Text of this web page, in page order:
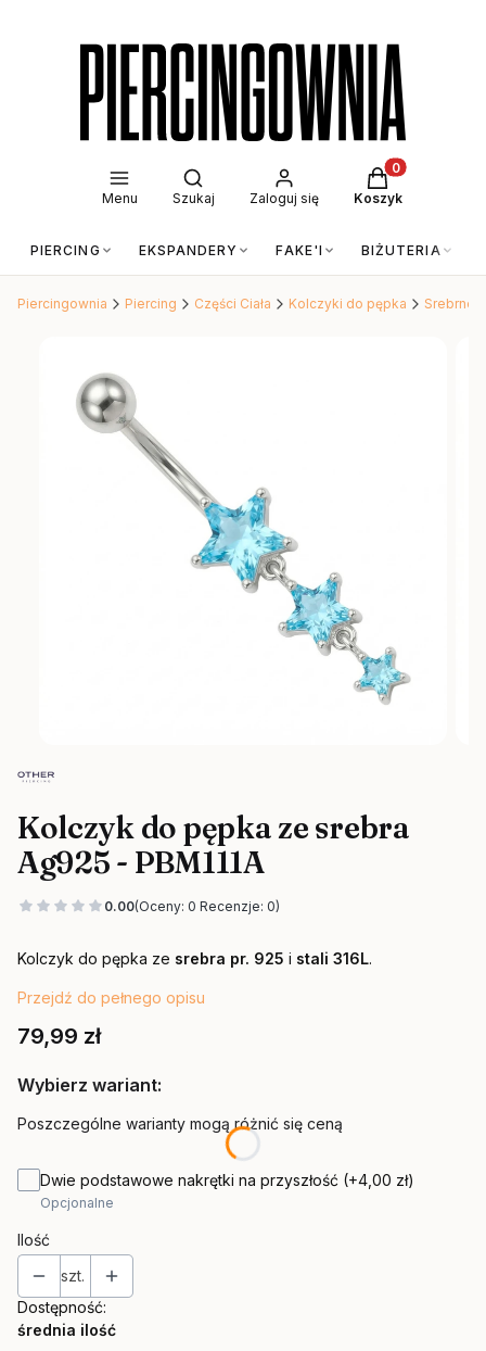
Menu
Otwórz wyszukiwarkę
Szukaj Zaloguj się
Produkty w
Koszyk
PIERCING EKSPANDERY FAKE'I BIŻUTERIA
Piercingownia Piercing Części Ciała Kolczyki do pępka Srebrne
Kolczyk do pępka ze srebra
Ag925 - PBM111A
0.00(Oceny: 0 Recenzje: 0)
Kolczyk do pępka ze srebra pr. 925 i stali 316L.
Przejdź do pełnego opisu
Cena
79,99 zł
Wybierz wariant:
Poszczególne warianty mogą różnić się ceną
Dwie podstawowe nakrętki na przyszłość (+4,00 zł)
Opcjonalne
Ilość
szt.
Dostępność:
średnia ilość